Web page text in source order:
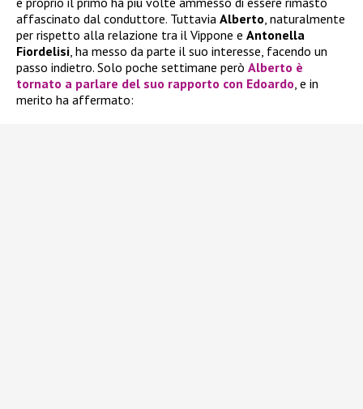
affascinato dal conduttore. Tuttavia Alberto, naturalmente
per rispetto alla relazione tra il Vippone e Antonella
Fiordelisi, ha messo da parte il suo interesse, facendo un
passo indietro. Solo poche settimane però Alberto è
tornato a parlare del suo rapporto con Edoardo, e in
merito ha affermato: